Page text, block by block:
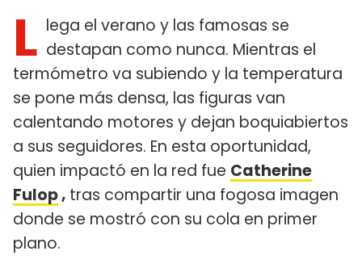
L lega el verano y las famosas se
destapan como nunca. Mientras el
termómetro va subiendo y la temperatura
se pone más densa, las figuras van
calentando motores y dejan boquiabiertos
a sus seguidores. En esta oportunidad,
quien impactó en la red fue Catherine
Fulop, tras compartir una fogosa imagen
donde se mostró con su cola en primer
plano.